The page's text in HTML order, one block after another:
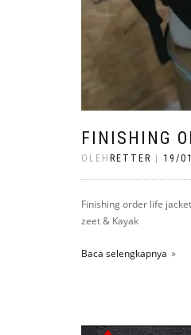
FINISHING
OLEH RETTER 19/
Finishing order life
zeet & Kayak
Baca selengkapnya